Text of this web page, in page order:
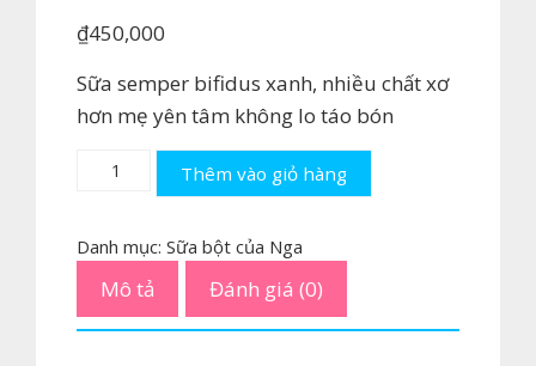
₫450,000
Sữa semper bifidus xanh, nhiều chất xơ
hơn mẹ yên tâm không lo táo bón
Sữa
Nutradefense
1-
Thêm vào giỏ hàng
Danh mục: Sữa bột của Nga
Mô tả Đánh giá (0)